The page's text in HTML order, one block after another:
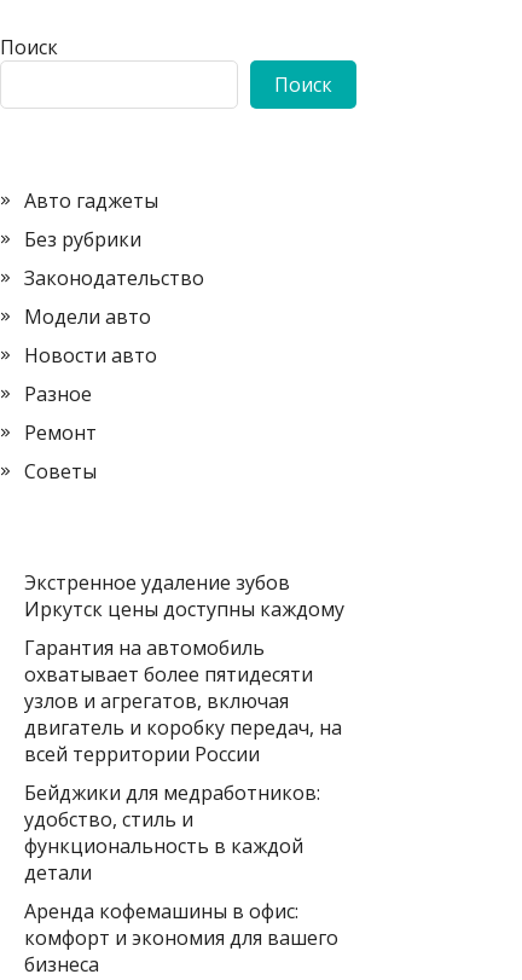
Поиск
Поиск
Авто гаджеты
Без рубрики
Законодательство
Модели авто
Новости авто
Разное
Ремонт
Советы
Экстренное удаление зубов
Иркутск цены доступны каждому
Гарантия на автомобиль
охватывает более пятидесяти
узлов и агрегатов, включая
двигатель и коробку передач, на
всей территории России
Бейджики для медработников:
удобство, стиль и
функциональность в каждой
детали
Аренда кофемашины в офис:
комфорт и экономия для вашего
бизнеса